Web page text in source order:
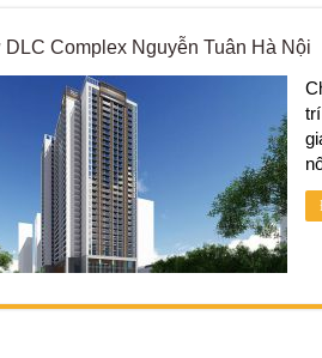
Complex Nguyễn Tuân Hà Nội